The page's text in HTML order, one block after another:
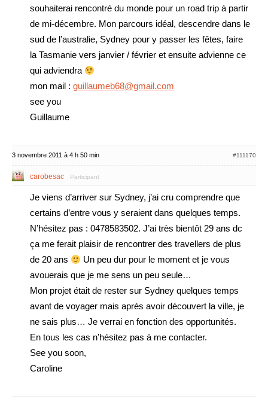
souhaiterai rencontré du monde pour un road trip à partir
de mi-décembre. Mon parcours idéal, descendre dans le
sud de l’australie, Sydney pour y passer les fêtes, faire
la Tasmanie vers janvier / février et ensuite advienne ce
qui adviendra
mon mail : guillaumeb68@gmail.com
see you
Guillaume
3 novembre 2011 à 4 h 50 min #111170
carobesac Participant
Je viens d’arriver sur Sydney, j’ai cru comprendre que
certains d’entre vous y seraient dans quelques temps.
N’hésitez pas : 0478583502. J’ai très bientôt 29 ans dc
ça me ferait plaisir de rencontrer des travellers de plus
de 20 ans
Un peu dur pour le moment et je vous
avouerais que je me sens un peu seule…
Mon projet était de rester sur Sydney quelques temps
avant de voyager mais après avoir découvert la ville, je
ne sais plus… Je verrai en fonction des opportunités.
En tous les cas n’hésitez pas à me contacter.
See you soon,
Caroline